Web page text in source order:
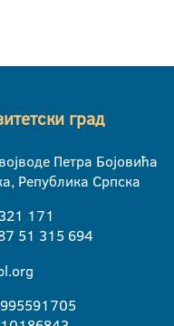
град
Петра Бојовића
Република Српска
171
51 315 694
995591705